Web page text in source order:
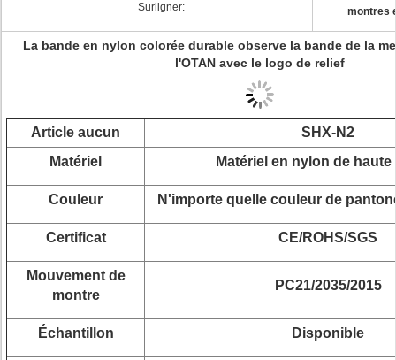
Surligner: montres
La bande en nylon colorée durable observe la bande de la
l'OTAN avec le logo de relief
Article aucun
SHX-N2
Matériel
Matériel en nylon de haute
Couleur N'importe quelle couleur de
Certificat CE/ROHS/SGS
Mouvement de
montre
PC21/2035/2015
Échantillon Disponible